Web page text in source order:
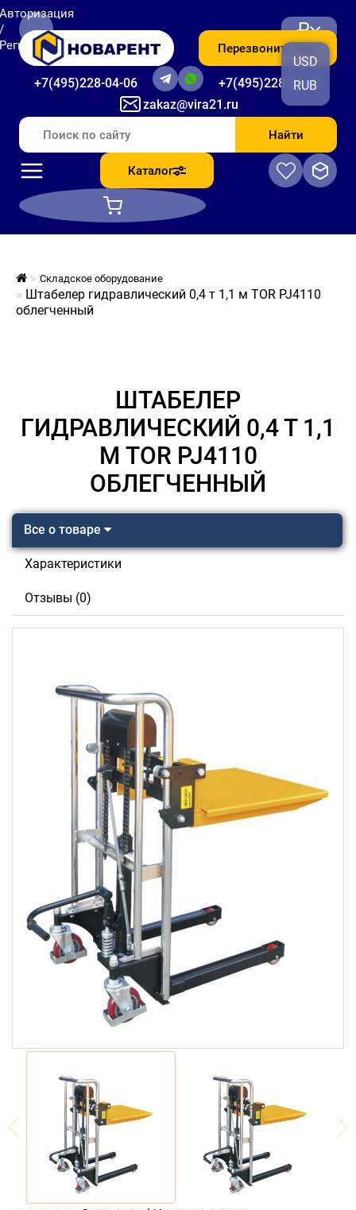
zakaz@vira21.ru
+7(495)228-04-06 +7(495)228-06-56
Перезвоните мне
₽
USD
RUB
Найти
Каталог
Складское оборудование
Штабелер гидравлический 0,4 т 1,1 м TOR PJ4110
облегченный
ШТАБЕЛЕР
ГИДРАВЛИЧЕСКИЙ 0,4 Т 1,1
М TOR PJ4110
ОБЛЕГЧЕННЫЙ
Все о товаре
Характеристики
Отзывы (0)